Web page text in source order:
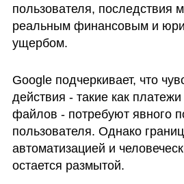
пользователя, последствия
реальным финансовым и
ущербом.
Google подчеркивает, что
действия - такие как
файлов - потребуют явного
пользователя. Однако
автоматизацией и
остается размытой.